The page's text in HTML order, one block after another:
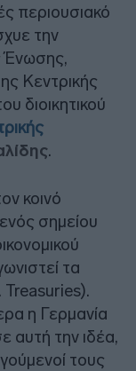
περιουσιακό
την
Ένωσης,
Κεντρικής
διοικητικού
.
κοινό
σημείου
τα
Treasuries).
η Γερμανία
αυτή την ιδέα,
τους